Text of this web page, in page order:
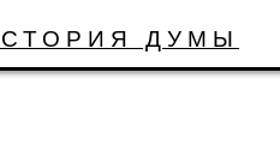
ДУМЫ